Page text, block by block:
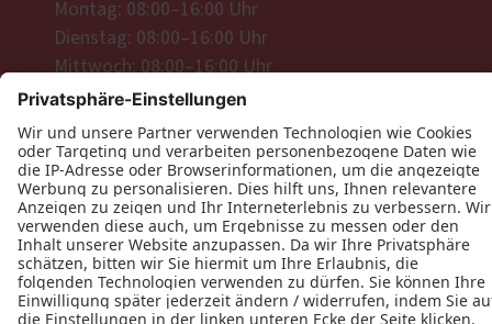
Montag: 08:00–16:00 Uhr
Dienstag: 08:00–16:00 Uhr
Mittwoch: 08:00–16:00 Uhr
Donnerstag: 08:00–16:00 Uhr
Freitag: 08:00–16:00 Uhr
Datenschutz Impressum Kontakt